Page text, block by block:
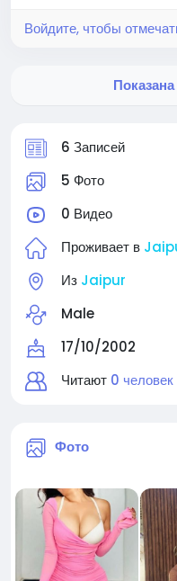
6 Записей
5 Фото
0 Видео
Проживает в
Из Jaipur
Male
17/10/2002
Читают 0 человек
Фото
Войдите, чтобы